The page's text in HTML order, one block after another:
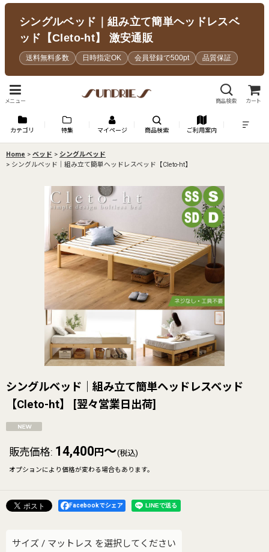
シングルベッド｜組み立て簡単ヘッドレスベ
ッド【Cleto-ht】 激安通販
送料無料多数 日時指定OK 会員登録で500pt 品質保証
メニュー 商品検索 カート
カテゴリ 特集 マイページ 商品検索 ご利用案内
Home > ベッド > シングルベッド
> シングルベッド｜組み立て簡単ヘッドレスベッド【Cleto-ht】
シングルベッド｜組み立て簡単ヘッドレスベッド
【Cleto-ht】
[翌々営業日出荷]
販売価格: 14,400 円 ～(税込)
オプションにより価格が変わる場合もあります。
Facebookでシェア
サイズ / マットレス を選択してください